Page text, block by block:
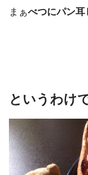
まぁべつにパン耳
というわけ